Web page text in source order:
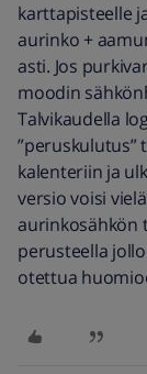
karttapisteelle
aurinko +
asti. Jos
moodin
Talvikaudella
”peruskulutus”
kalenteriin ja
versio voisi
aurinkosähkön
perusteella
otettua